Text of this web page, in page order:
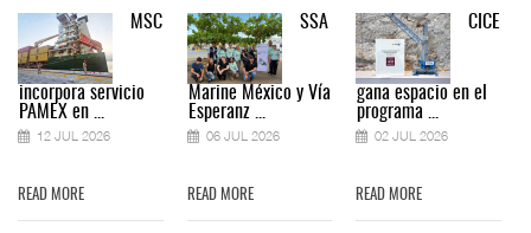
MSC
incorpora servicio
PAMEX en ...
12 JUL 2026
READ MORE
SSA
Marine México y Vía
Esperanz ...
06 JUL 2026
READ MORE
CICE
gana espacio en el
programa ...
02 JUL 2026
READ MORE